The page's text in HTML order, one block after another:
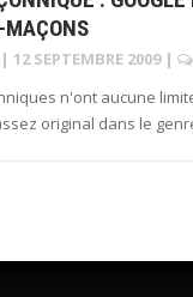
MAÇONS
| 12 SEPTEMBRE 2009 |
n'ont aucune
original dans le